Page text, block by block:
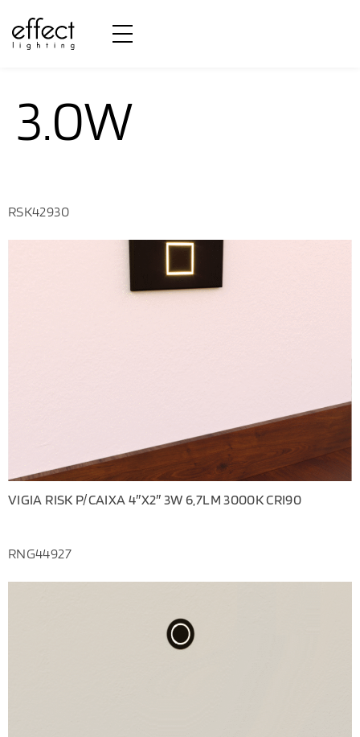
Potência:
3.0W
RSK42930
VIGIA RISK P/CAIXA 4″X2″ 3W 6,7LM 3000K CRI90
RNG44927